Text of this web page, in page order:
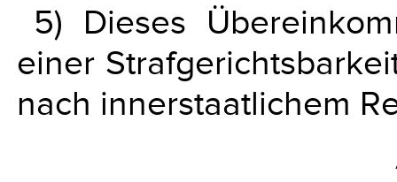
5) Dieses
einer
nach innerstaatlichem